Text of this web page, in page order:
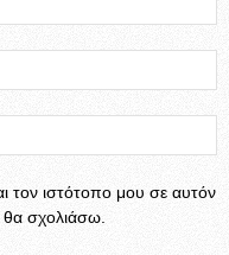
τον ιστότοπο μου σε αυτόν
σχολιάσω.